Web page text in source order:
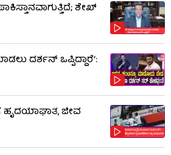
ಶೇಖ್
ದರ್ಶನ್ ಒಪ್ಪಿದ್ದಾರೆ’:
ಹೃದಯಾಘಾತ, ಜೀವ